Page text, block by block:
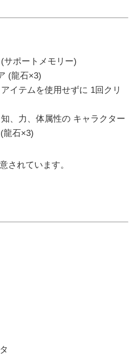
ポートメモリー)
(龍石×3)
イテムを使用せずに 1回クリ
、力、体属性の キャラクター
龍石×3)
されています。